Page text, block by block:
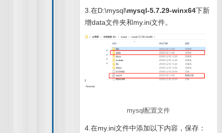
3.在D:\mysql\mysql-5.7.29-winx64下新
增data文件夹和my.ini文件。
mysql配置文件
4.在my.ini文件中添加以下内容，保存：